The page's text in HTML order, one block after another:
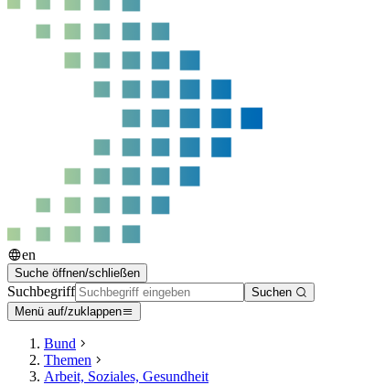
en
Suche öffnen/schließen
Suchbegriff
Suchen
Menü auf/zuklappen
Bund
Themen
Arbeit, Soziales, Gesundheit